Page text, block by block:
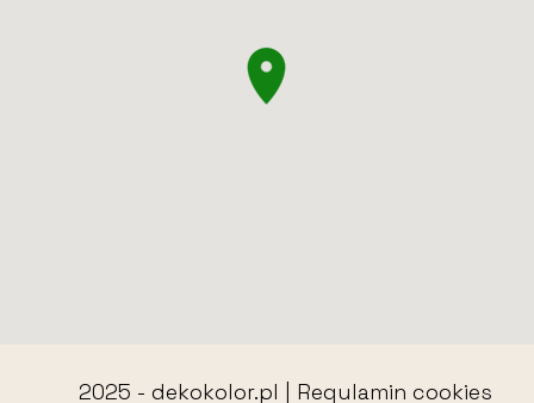
2025 - dekokolor.pl Regulamin cookies